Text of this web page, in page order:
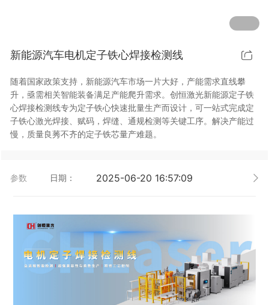
新能源汽车零配件激光焊接机
礼品定制
家电行业
模具制造行业中激光加工设备解决方案
新能源汽车电机定子铁心焊接检测线
随着国家政策支持，新能源汽车市场一片大好，产能需求直线攀
升，亟需相关智能装备满足产能爬升需求。创恒激光新能源定子铁
心焊接检测线专为定子铁心快速批量生产而设计，可一站式完成定
子铁心激光焊接、赋码，焊缝、通规检测等关键工序。解决产能过
慢，质量良莠不齐的定子铁芯量产难题。
参数 日期： 2025-06-20 16:57:09